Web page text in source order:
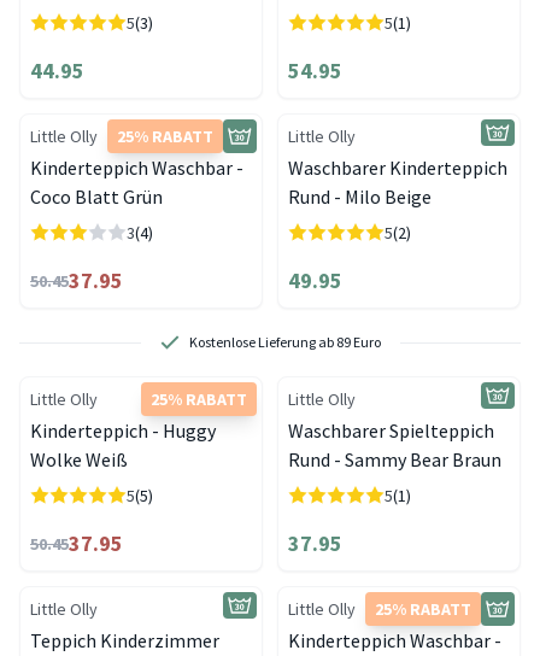
5(3)
44.95
5(1)
54.95
25% RABATT
Little Olly
Kinderteppich Waschbar -
Coco Blatt Grün
3(4)
50.4537.95
Little Olly
Waschbarer Kinderteppich
Rund - Milo Beige
5(2)
49.95
Kostenlose Lieferung ab 89 Euro
25% RABATT
Little Olly
Kinderteppich - Huggy
Wolke Weiß
5(5)
50.4537.95
Little Olly
Waschbarer Spielteppich
Rund - Sammy Bear Braun
5(1)
37.95
Little Olly
Teppich Kinderzimmer
25% RABATT
Little Olly
Kinderteppich Waschbar -